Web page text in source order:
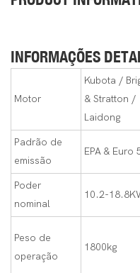
INFORMAÇÕES
Motor
Kubota /
& Stratton /
Laidong
Padrão de
emissão
EPA & Euro
Poder
nominal
10.2-
Peso de
operação
1800kg